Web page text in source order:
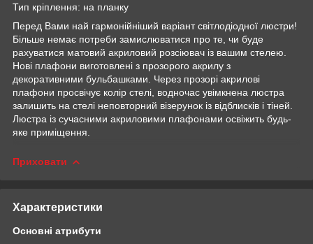
Тип кріплення: на планку
Перед Вами най гармонійніший варіант світлодіодної люстри!
Більше немає потреби замислюватися про те, чи буде
рахуватися матовий акриловий розсіювач із вашим стелею.
Нові плафони виготовлені з прозорого акрилу з
декоративними бульбашками. Через прозорі акрилові
плафони просвічує колір стелі, водночас увімкнена люстра
залишить на стелі неповторний візерунок із відблисків і тіней.
Люстра із сучасними акриловими плафонами освіжить будь-
яке приміщення.
Приховати
Характеристики
Основні атрибути